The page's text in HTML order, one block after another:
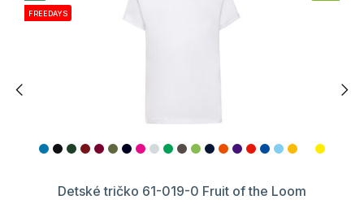
FREEDAYS
Detské tričko 61-019-0 Fruit of the Loom